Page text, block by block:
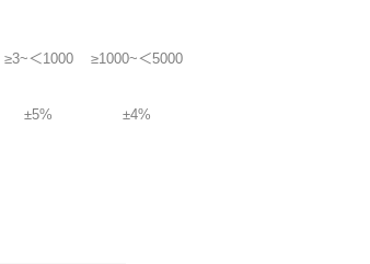
≥3~＜1000 ≥1000~＜5000
±5% ±4%